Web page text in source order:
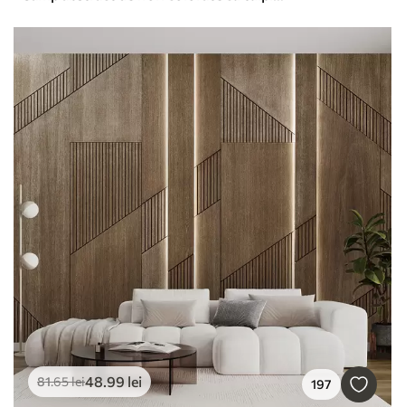
81.65lei48.99 lei 197